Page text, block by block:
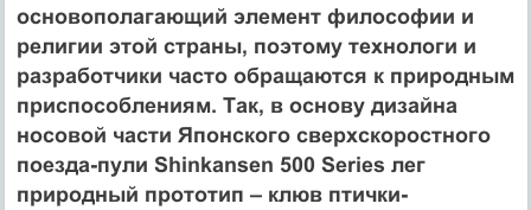
основополагающий элемент философии и
религии этой страны, поэтому технологи и
разработчики часто обращаются к природным
приспособлениям. Так, в основу дизайна
носовой части Японского сверхскоростного
поезда-пули Shinkansen 500 Series лег
природный прототип – клюв птички-